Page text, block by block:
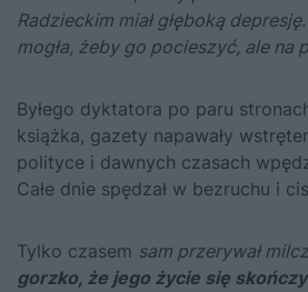
Radzieckim miał głęboką
mogła, żeby go pocieszyć, ale na
Byłego dyktatora po paru
książka, gazety napawały
polityce i dawnych czasach
Całe dnie spędzał w bezruchu i
Tylko czasem sam przerywał
gorzko, że jego życie się